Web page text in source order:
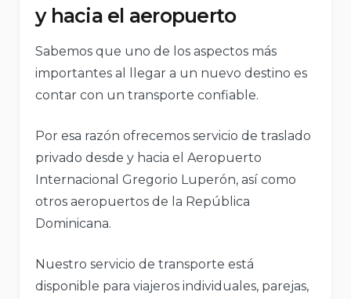
y hacia el aeropuerto
Sabemos que uno de los aspectos más
importantes al llegar a un nuevo destino es
contar con un transporte confiable.
Por esa razón ofrecemos servicio de traslado
privado desde y hacia el Aeropuerto
Internacional Gregorio Luperón, así como
otros aeropuertos de la República
Dominicana.
Nuestro servicio de transporte está
disponible para viajeros individuales, parejas,